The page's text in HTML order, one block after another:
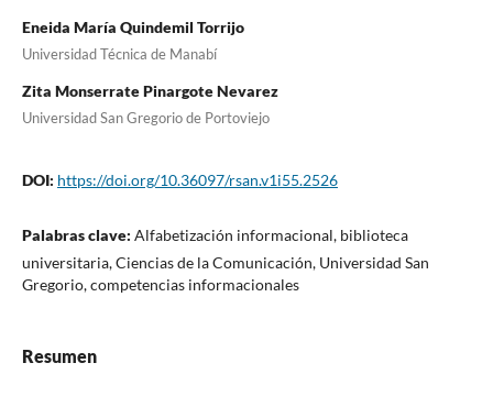
Eneida María Quindemil Torrijo
Universidad Técnica de Manabí
Zita Monserrate Pinargote Nevarez
Universidad San Gregorio de Portoviejo
DOI: https://doi.org/10.36097/rsan.v1i55.2526
Palabras clave: Alfabetización informacional, biblioteca
universitaria, Ciencias de la Comunicación, Universidad San
Gregorio, competencias informacionales
Resumen